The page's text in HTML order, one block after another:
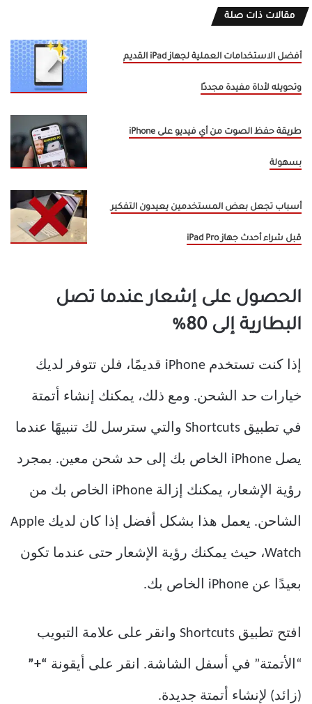
مقالات ذات صلة
أفضل الاستخدامات العملية لجهاز iPad القديم
وتحويله لأداة مفيدة مجددًا
طريقة حفظ الصوت من أي فيديو على iPhone
بسهولة
أسباب تجعل بعض المستخدمين يعيدون التفكير
قبل شراء أحدث جهاز iPad Pro
الحصول على إشعار عندما تصل
البطارية إلى 80%
إذا كنت تستخدم iPhone قديمًا، فلن تتوفر لديك
خيارات حد الشحن. ومع ذلك، يمكنك إنشاء أتمتة
في تطبيق Shortcuts والتي سترسل لك تنبيهًا عندما
يصل iPhone الخاص بك إلى حد شحن معين. بمجرد
رؤية الإشعار، يمكنك إزالة iPhone الخاص بك من
الشاحن. يعمل هذا بشكل أفضل إذا كان لديك Apple
Watch، حيث يمكنك رؤية الإشعار حتى عندما تكون
بعيدًا عن iPhone الخاص بك.
افتح تطبيق Shortcuts وانقر على علامة التبويب
“الأتمتة” في أسفل الشاشة. انقر على أيقونة “+”
(زائد) لإنشاء أتمتة جديدة.